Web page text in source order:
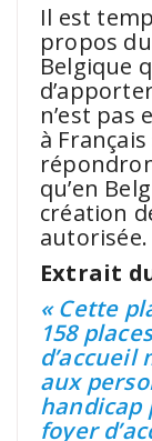
Il est
propos
Belgique
n’est pas
à
qu’en
création
autorisée.
Extrait
« Cette
158
d’accueil
aux
handicap
foyer